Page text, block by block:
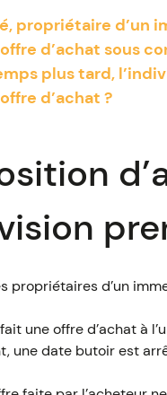
propriétaire d’un
d’achat sous
plus tard,
d’achat ?
propriétaires d’un
une offre d’achat à
une date butoir est